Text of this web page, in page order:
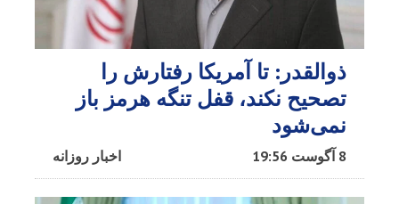
ذوالقدر: تا آمریکا رفتارش را
تصحیح نکند، قفل تنگه هرمز باز
نمی‌شود
اخبار روزانه 8 آگوست 19:56